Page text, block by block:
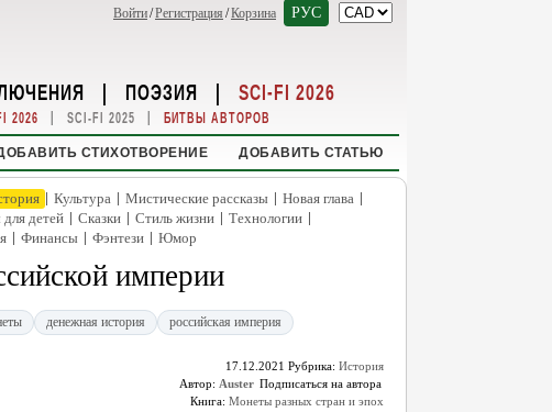
Войти/Регистрация /Корзина РУС
| ПОЭЗИЯ | SCI-FI 2026
2026 | SCI-FI 2025 | БИТВЫ АВТОРОВ
СТИХОТВОРЕНИЕ ДОБАВИТЬ СТАТЬЮ
| Культура | Мистические рассказы | Новая глава |
для детей | Сказки | Стиль жизни | Технологии |
| Финансы | Фэнтези | Юмор
империи
денежная история российская империя
17.12.2021 Рубрика: История
Автор: Auster
Книга: Монеты разных стран и эпох